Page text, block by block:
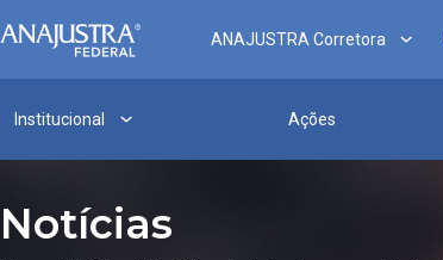
ANAJUSTRA Corretora
Institucional Ações
Notícias